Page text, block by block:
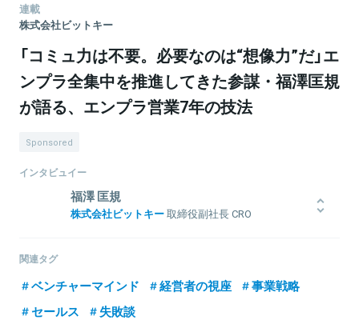
連載
株式会社ビットキー
「コミュ力は不要。必要なのは“想像力”だ」エ
ンプラ全集中を推進してきた参謀・福澤匡規
が語る、エンプラ営業7年の技法
Sponsored
インタビュイー
福澤 匡規
株式会社ビットキー取締役副社長 CRO
受注額の4度更新など営業プレイヤーとして活躍し、500人のセール
代表取締役COOに就任。2024年より取締役副社長CRO。
関連タグ
ベンチャーマインド 経営者の視座
事業戦略
セールス
失敗談